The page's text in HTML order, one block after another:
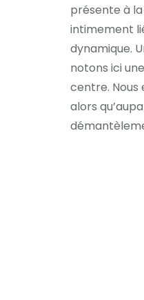
présente à
intimement
dynamique.
notons ici
centre. Nous
alors